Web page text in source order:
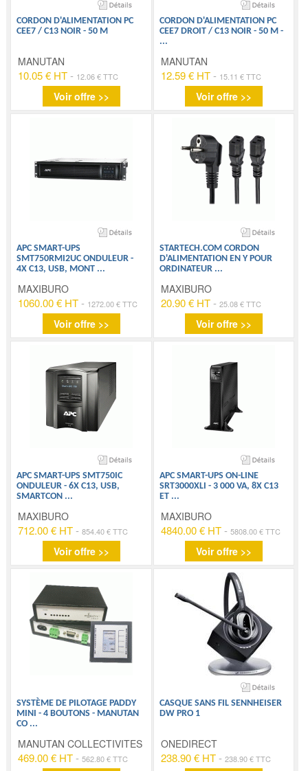
CORDON D'ALIMENTATION PC
CEE7 / C13 NOIR - 50 M
MANUTAN
10.05 € HT - 12.06 € TTC
Voir offre >>
CORDON D'ALIMENTATION PC
CEE7 DROIT / C13 NOIR - 50 M -
...
MANUTAN
12.59 € HT- 15.11 € TTC
Voir offre >>
APC SMART-UPS
SMT750RMI2UC ONDULEUR -
4X C13, USB, MONT ...
MAXIBURO
1060.00 € HT - 1272.00 € TTC
Voir offre >>
STARTECH.COM CORDON
D'ALIMENTATION EN Y POUR
ORDINATEUR ...
MAXIBURO
20.90 € HT- 25.08 € TTC
Voir offre >>
APC SMART-UPS SMT750IC
ONDULEUR - 6X C13, USB,
SMARTCON ...
MAXIBURO
712.00 € HT -854.40 € TTC
Voir offre >>
APC SMART-UPS ON-LINE
SRT3000XLI - 3 000 VA, 8X C13
ET ...
MAXIBURO
4840.00 € HT- 5808.00 € TTC
Voir offre >>
SYSTÈME DE PILOTAGE PADDY
MINI - 4 BOUTONS - MANUTAN
CO ...
MANUTAN COLLECTIVITES
469.00 € HT -562.80 € TTC
CASQUE SANS FIL SENNHEISER
DW PRO 1
ONEDIRECT
238.90 € HT- 238.90 € TTC